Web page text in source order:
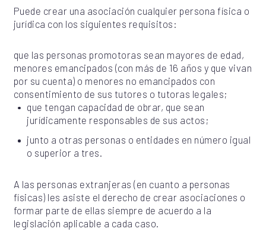
Puede crear una asociación cualquier persona física o
jurídica con los siguientes requisitos:
que las personas promotoras sean mayores de edad,
menores emancipados (con más de 16 años y que vivan
por su cuenta) o menores no emancipados con
consentimiento de sus tutores o tutoras legales;
que tengan capacidad de obrar, que sean
jurídicamente responsables de sus actos;
junto a otras personas o entidades en número igual
o superior a tres.
A las personas extranjeras (en cuanto a personas
físicas) les asiste el derecho de crear asociaciones o
formar parte de ellas siempre de acuerdo a la
legislación aplicable a cada caso.